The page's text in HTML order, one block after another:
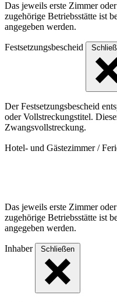
Das jeweils erste Zimmer
zugehörige Betriebsstätte ist
angegeben werden.
Festsetzungsbescheid
Der Festsetzungsbescheid
oder Vollstreckungstitel.
Zwangsvollstreckung.
Hotel- und Gästezimmer /
Das jeweils erste Zimmer
zugehörige Betriebsstätte ist
angegeben werden.
Inhaber Schließen